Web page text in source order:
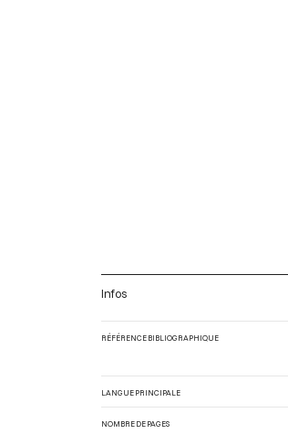
Infos
RÉFÉRENCE BIBLIOGRAPHIQUE
LANGUE PRINCIPALE
NOMBRE DE PAGES